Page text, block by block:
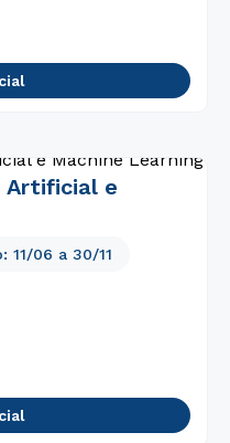
Artificial e
11/06 a 30/11